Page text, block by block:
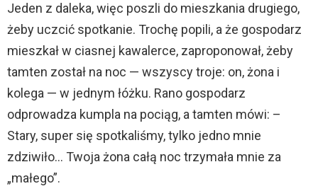
Jeden z daleka, więc poszli do mieszkania drugiego,
żeby uczcić spotkanie. Trochę popili, a że gospodarz
mieszkał w ciasnej kawalerce, zaproponował, żeby
tamten został na noc — wszyscy troje: on, żona i
kolega — w jednym łóżku. Rano gospodarz
odprowadza kumpla na pociąg, a tamten mówi: –
Stary, super się spotkaliśmy, tylko jedno mnie
zdziwiło… Twoja żona całą noc trzymała mnie za
„małego”.